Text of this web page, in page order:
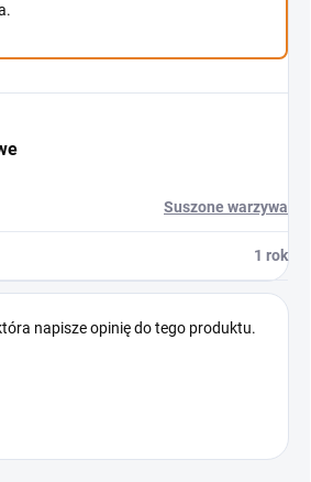
Suszone warzywa
1 rok
napisze opinię do tego produktu.